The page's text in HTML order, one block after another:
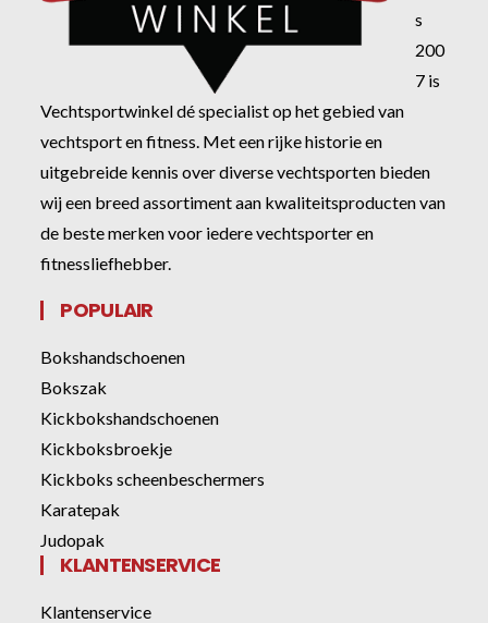
s
200
7 is
Vechtsportwinkel dé specialist op het gebied van
vechtsport en fitness. Met een rijke historie en
uitgebreide kennis over diverse vechtsporten bieden
wij een breed assortiment aan kwaliteitsproducten van
de beste merken voor iedere vechtsporter en
fitnessliefhebber.
POPULAIR
Bokshandschoenen
Bokszak
Kickbokshandschoenen
Kickboksbroekje
Kickboks scheenbeschermers
Karatepak
Judopak
KLANTENSERVICE
Klantenservice